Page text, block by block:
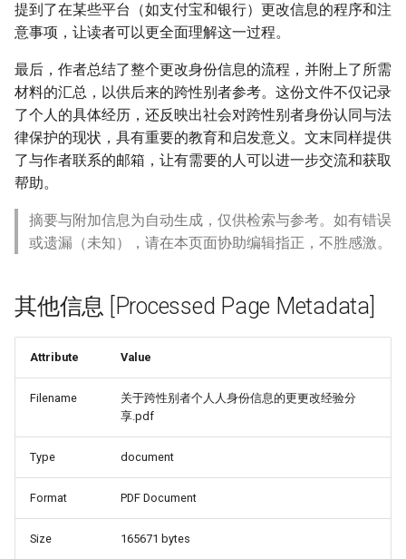
提到了在某些平台（如支付宝和银行）更改信息的程序和注
意事项，让读者可以更全面理解这一过程。
最后，作者总结了整个更改身份信息的流程，并附上了所需
材料的汇总，以供后来的跨性别者参考。这份文件不仅记录
了个人的具体经历，还反映出社会对跨性别者身份认同与法
律保护的现状，具有重要的教育和启发意义。文末同样提供
了与作者联系的邮箱，让有需要的人可以进一步交流和获取
帮助。
摘要与附加信息为自动生成，仅供检索与参考。如有错误
或遗漏（未知），请在本页面协助编辑指正，不胜感激。
其他信息 [Processed Page Metadata]
Attribute Value
Filename
关于跨性别者个⼈人身份信息的更更改经验分
享.pdf
Type document
Format PDF Document
Size 165671 bytes